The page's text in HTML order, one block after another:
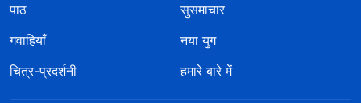
पाठ
सुसमाचार
गवाहियाँ
नया युग
चित्र-प्रदर्शनी
हमारे बारे में